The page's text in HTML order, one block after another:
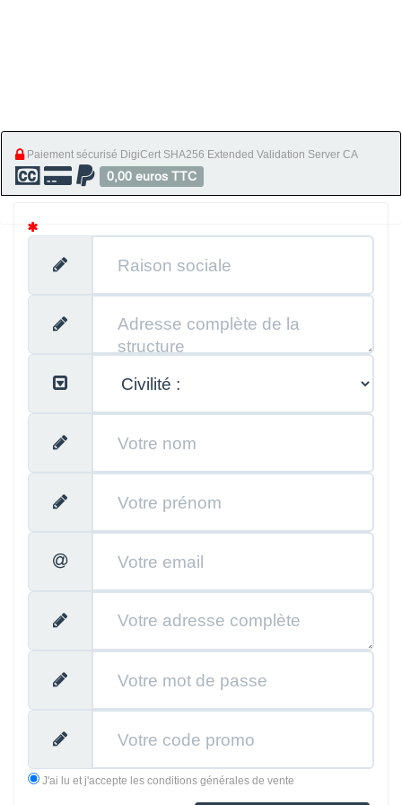
Paiement sécurisé DigiCert SHA256 Extended Validation Server CA
0,00 euros TTC
J'ai lu et j'accepte les conditions générales de vente